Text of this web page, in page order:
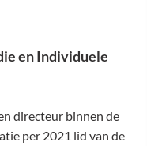
en Individuele
directeur binnen de
per 2021 lid van de